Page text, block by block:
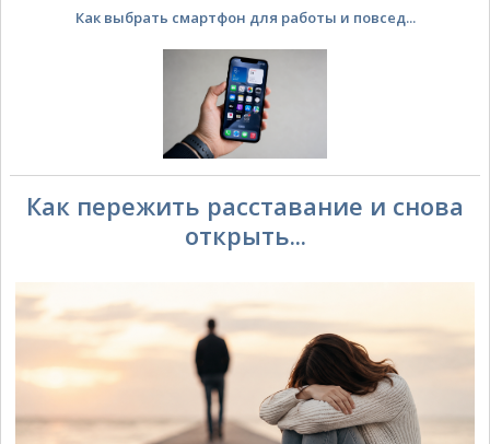
Как выбрать смартфон для работы и повсед...
Как пережить расставание и снова
открыть...